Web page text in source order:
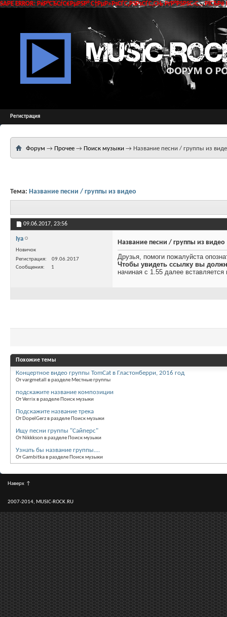
SAPE ERROR: РќР°СЂСѓС€РµРЅР° С†РµР»РѕСЃС‚РЅРѕСЃС‚СЊ РґР°РЅРЅС‹С…
Регистрация
Форум → Прочее → Поиск музыки → Название песни / группы из
Тема: Название песни / группы из видео
09.06.2017, 23:56
Iya
Новичок
Регистрация
09.06.2017
Сообщения
1
Название песни / группы из видео
Друзья, помоги пожалуйста
Чтобы увидеть ссылку вы
начиная с 1.55 далее
Похожие темы
Концертное видео группы TomCat в Гластонберри, 2016 год
От vargmetall в разделе Местные группы
подскажите название композиции
От Verrix в разделе Поиск музыки
Подскажите название трека
От DopelGerz в разделе Поиск музыки
Ищу песни группы "Сайперс"
От Nikkkson в разделе Поиск музыки
Узнать бы название группы....
От Gambitka в разделе Поиск музыки
Наверх ↑
2007-2014, MUSIC-ROCK.RU